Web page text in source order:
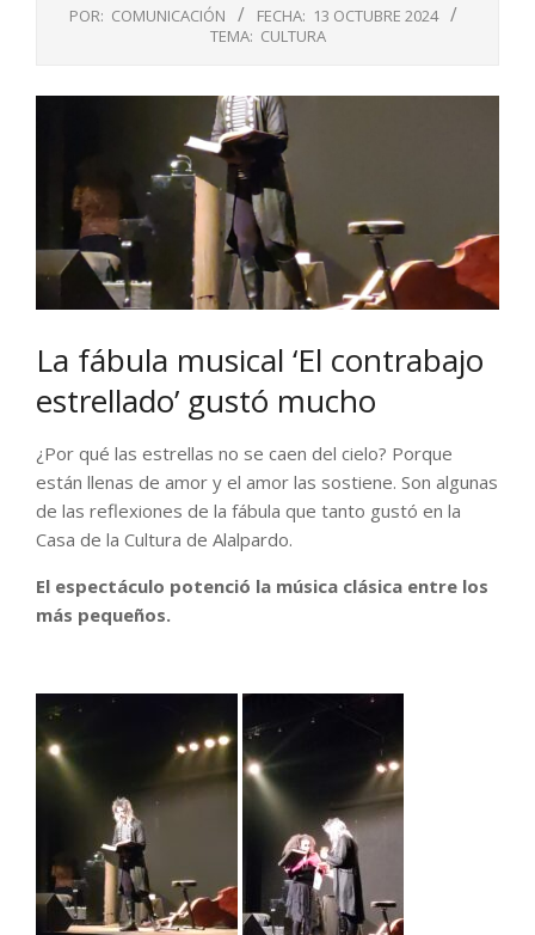
POR: COMUNICACIÓN FECHA: 13 OCTUBRE 2024
TEMA: CULTURA
La fábula musical ‘El contrabajo
estrellado’ gustó mucho
¿Por qué las estrellas no se caen del cielo? Porque
están llenas de amor y el amor las sostiene. Son algunas
de las reflexiones de la fábula que tanto gustó en la
Casa de la Cultura de Alalpardo.
El espectáculo potenció la música clásica entre los
más pequeños.